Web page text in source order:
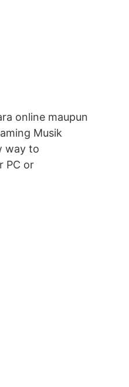
online maupun
Musik
way to
PC or